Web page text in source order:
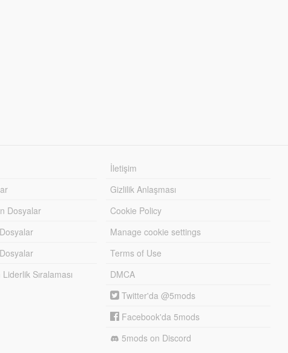
Dosyalar
Sıralaması
İletişim
Gizlilik Anlaşması
Cookie Policy
Manage cookie settings
Terms of Use
DMCA
Twitter'da @5mods
Facebook'da 5mods
5mods on Discord